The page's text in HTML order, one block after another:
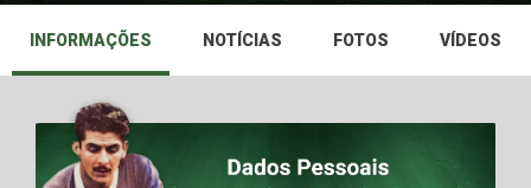
INFORMAÇÕES NOTÍCIAS FOTOS VÍDEOS